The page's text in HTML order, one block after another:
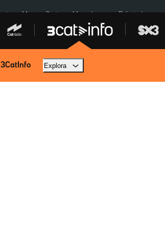
Menors Ceuta Mercabarna Robatoris coure
3CatInfo Explora